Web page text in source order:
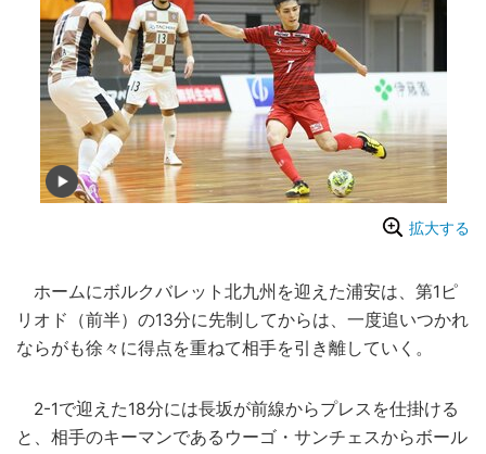
拡大する
ホームにボルクバレット北九州を迎えた浦安は、第1ピ
リオド（前半）の13分に先制してからは、一度追いつかれ
ならがも徐々に得点を重ねて相手を引き離していく。
2-1で迎えた18分には長坂が前線からプレスを仕掛ける
と、相手のキーマンであるウーゴ・サンチェスからボール